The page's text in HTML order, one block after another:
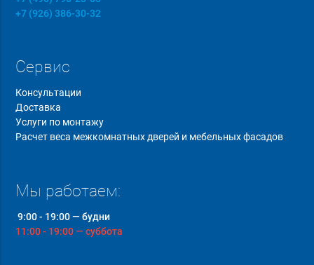
+7 (926) 386-30-32
Сервис
Консультации
Доставка
Услуги по монтажу
Расчет веса межкомнатных дверей и мебельных фасадов
Мы работаем:
9:00 - 19:00 — будни
11:00 - 19:00 — суббота